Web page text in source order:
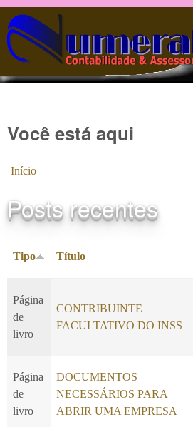
Pular para o
Você está aqui
Início
Posts recentes
Tipo Título
Página
de
livro
CONTRIBUINTE
FACULTATIVO DO INSS
Página
de
livro
DOCUMENTOS
NECESSÁRIOS PARA
ABRIR UMA EMPRESA